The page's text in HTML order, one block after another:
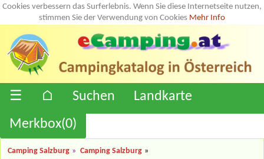
Cookies verbessern das Surferlebnis. Wenn Sie diese Internetseite nutzen,
stimmen Sie der Verwendung von Cookies Mehr Info
☰ ⌂ Suchen
Landkarte
Merkbox(0)
Camping Salzburg » Camping Salzburg »